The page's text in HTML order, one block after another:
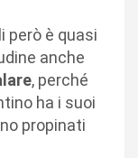
però è quasi
anche
, perché
ha i suoi
propinati